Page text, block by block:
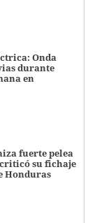
Onda
durante
en
fuerte pelea
su fichaje
Honduras